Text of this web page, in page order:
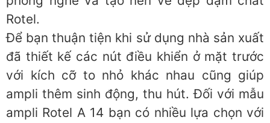
Rotel.
Để bạn thuận tiện khi sử dụng nhà sản xuất
đã thiết kế các nút điều khiển ở mặt trước
với kích cỡ to nhỏ khác nhau cũng giúp
ampli thêm sinh động, thu hút. Đối với mẫu
ampli Rotel A 14 bạn có nhiều lựa chọn với